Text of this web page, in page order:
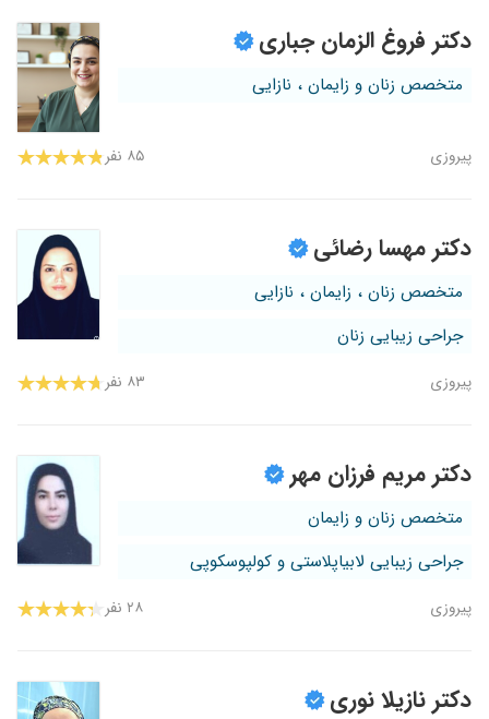
دکتر فروغ الزمان جباری
متخصص زنان و زایمان ، نازایی
پیروزی ۸۵ نفر
دکتر مهسا رضائی
متخصص زنان ، زایمان ، نازایی
جراحی زیبایی زنان
پیروزی ۸۳ نفر
دکتر مریم فرزان مهر
متخصص زنان و زایمان
جراحی زیبایی لابیاپلاستی و کولپوسکوپی
پیروزی ۲۸ نفر
دکتر نازیلا نوری